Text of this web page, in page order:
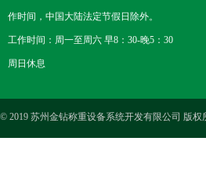
作时间，中国大陆法定节假日除外。
工作时间：周一至周六 早8：30-晚5：30
周日休息
© 2019 苏州金钻称重设备系统开发有限公司 版权